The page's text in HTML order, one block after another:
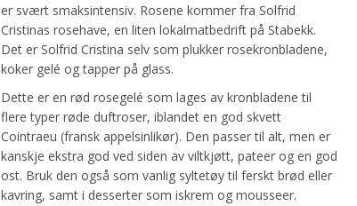
er svært smaksintensiv. Rosene kommer fra Solfrid
Cristinas rosehave, en liten lokalmatbedrift på Stabekk.
Det er Solfrid Cristina selv som plukker rosekronbladene,
koker gelé og tapper på glass.
Dette er en rød rosegelé som lages av kronbladene til
flere typer røde duftroser, iblandet en god skvett
Cointraeu (fransk appelsinlikør). Den passer til alt, men er
kanskje ekstra god ved siden av viltkjøtt, pateer og en god
ost. Bruk den også som vanlig syltetøy til ferskt brød eller
kavring, samt i desserter som iskrem og mousseer.